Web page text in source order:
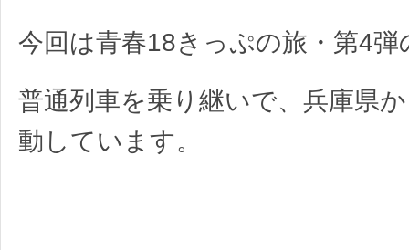
今回は青春18きっぷの旅・第4弾
普通列車を乗り継いで、兵庫県
動しています。